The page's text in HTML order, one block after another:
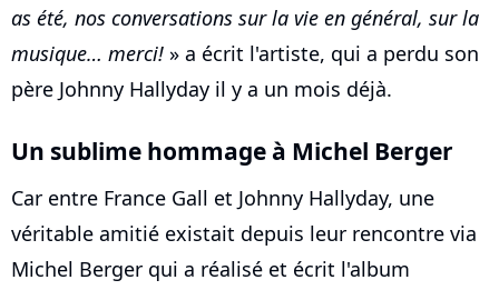
as été, nos conver­sa­tions sur la vie en géné­ral, sur la
musique… merci! » a écrit l'artiste, qui a perdu son
père Johnny Hallyday il y a un mois déjà.
Un sublime hommage à Michel Berger
Car entre France Gall et Johnny Hallyday, une
véritable amitié existait depuis leur rencontre via
Michel Berger qui a réalisé et écrit l'album